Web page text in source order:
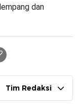
dan
Tim Redaksi